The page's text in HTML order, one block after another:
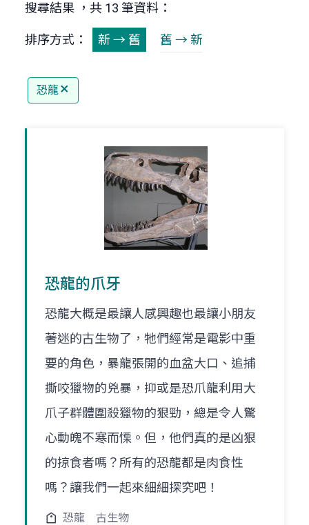
搜尋結果 ，共 13 筆資料：
排序方式： 新 → 舊 舊 → 新
恐龍
恐龍的爪牙
恐龍大概是最讓人感興趣也最讓小朋友
著迷的古生物了，牠們經常是電影中重
要的角色，暴龍張開的血盆大口、追捕
撕咬獵物的兇暴，抑或是恐爪龍利用大
爪子群體圍殺獵物的狠勁，總是令人驚
心動魄不寒而慄。但，他們真的是凶狠
的掠食者嗎？所有的恐龍都是肉食性
嗎？讓我們一起來細細探究吧！
恐龍 古生物